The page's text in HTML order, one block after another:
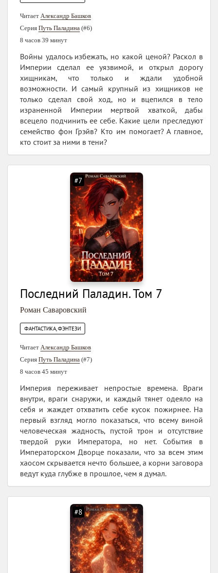
Читает Александр Башков
Серия Путь Паладина (#6)
8 часов 39 минут
Войны удалось избежать, но какой ценой? Раскол в
Империи сделал ее уязвимой, и открыл дорогу
хищникам, что только и ждали удобной
возможности. И самый крупный из хищников не
только сделал свой ход, но и вцепился в тело
израненной Империи мертвой хваткой, дабы
всецело подчинить ее себе. Какие цели преследуют
семейство фон Грэйв? Кто им помогает? А главное,
кто стоит за ними в тени?
#7
Последний Паладин. Том 7
Роман Саваровский
ФАНТАСТИКА, ФЭНТЕЗИ
Читает Александр Башков
Серия Путь Паладина (#7)
8 часов 45 минут
Империя переживает непростые времена. Враги
внутри, враги снаружи, и каждый тянет одеяло на
себя и жаждет отхватить себе кусок пожирнее. На
первый взгляд могло показаться, что всему виной
человеческая жадность, пустой трон и отсутствие
твердой руки Императора, но нет. События в
Императорском Дворце показали, что за всем этим
хаосом скрывается нечто большее, а корни заговора
ведут куда глубже в прошлое, чем я думал.
#8